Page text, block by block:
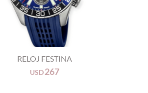
RELOJ FESTINA
USD 267